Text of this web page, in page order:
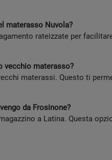
materasso Nuvola?
rateizzate per
vecchio materasso?
materassi. Questo ti
da Frosinone?
a Latina. Questa